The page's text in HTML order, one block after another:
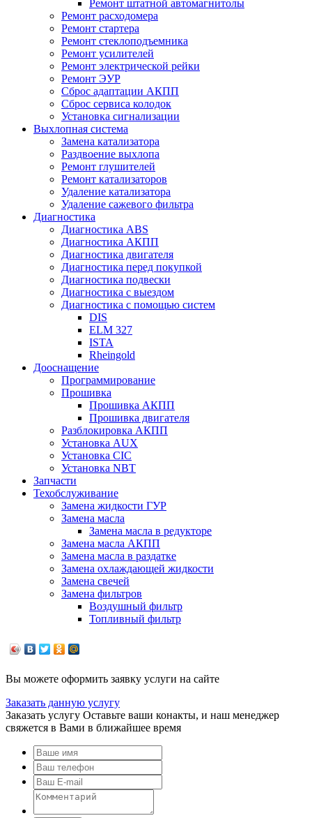
Ремонт штатной автомагнитолы
Ремонт расходомера
Ремонт стартера
Ремонт стеклоподъемника
Ремонт усилителей
Ремонт электрической рейки
Ремонт ЭУР
Сброс адаптации АКПП
Сброс сервиса колодок
Установка сигнализации
Выхлопная система
Замена катализатора
Раздвоение выхлопа
Ремонт глушителей
Ремонт катализаторов
Удаление катализатора
Удаление сажевого фильтра
Диагностика
Диагностика ABS
Диагностика АКПП
Диагностика двигателя
Диагностика перед покупкой
Диагностика подвески
Диагностика с выездом
Диагностика с помощью систем
DIS
ELM 327
ISTA
Rheingold
Дооснащение
Программирование
Прошивка
Прошивка АКПП
Прошивка двигателя
Разблокировка АКПП
Установка AUX
Установка CIC
Установка NBT
Запчасти
Техобслуживание
Замена жидкости ГУР
Замена масла
Замена масла в редукторе
Замена масла АКПП
Замена масла в раздатке
Замена охлаждающей жидкости
Замена свечей
Замена фильтров
Воздушный фильтр
Топливный фильтр
Вы можете оформить заявку услуги на сайте
Заказать данную услугу
Заказать услугу Оставьте ваши конакты, и наш менеджер
свяжется в Вами в ближайшее время